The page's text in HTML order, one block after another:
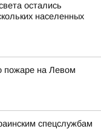
остались
населенных
пожаре на Левом
спецслужбам